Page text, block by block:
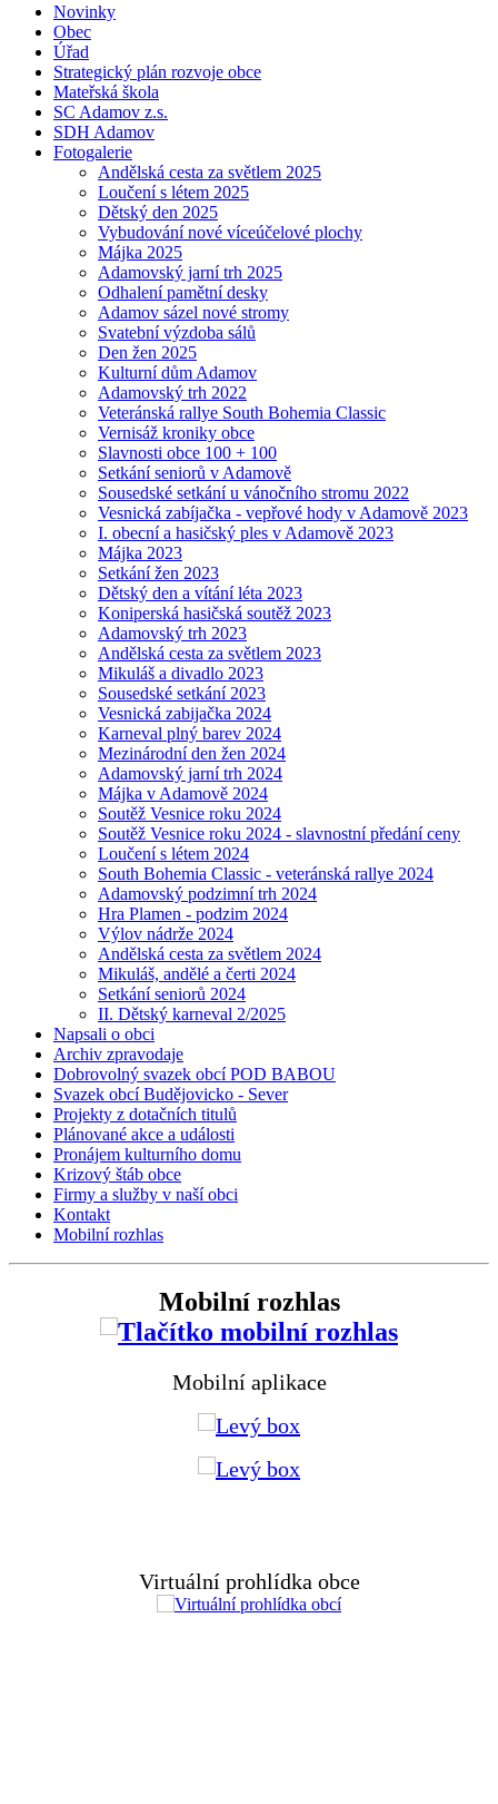
Novinky
Obec
Úřad
Strategický plán rozvoje obce
Mateřská škola
SC Adamov z.s.
SDH Adamov
Fotogalerie
Andělská cesta za světlem 2025
Loučení s létem 2025
Dětský den 2025
Vybudování nové víceúčelové plochy
Májka 2025
Adamovský jarní trh 2025
Odhalení pamětní desky
Adamov sázel nové stromy
Svatební výzdoba sálů
Den žen 2025
Kulturní dům Adamov
Adamovský trh 2022
Veteránská rallye South Bohemia Classic
Vernisáž kroniky obce
Slavnosti obce 100 + 100
Setkání seniorů v Adamově
Sousedské setkání u vánočního stromu 2022
Vesnická zabíjačka - vepřové hody v Adamově 2023
I. obecní a hasičský ples v Adamově 2023
Májka 2023
Setkání žen 2023
Dětský den a vítání léta 2023
Koniperská hasičská soutěž 2023
Adamovský trh 2023
Andělská cesta za světlem 2023
Mikuláš a divadlo 2023
Sousedské setkání 2023
Vesnická zabijačka 2024
Karneval plný barev 2024
Mezinárodní den žen 2024
Adamovský jarní trh 2024
Májka v Adamově 2024
Soutěž Vesnice roku 2024
Soutěž Vesnice roku 2024 - slavnostní předání ceny
Loučení s létem 2024
South Bohemia Classic - veteránská rallye 2024
Adamovský podzimní trh 2024
Hra Plamen - podzim 2024
Výlov nádrže 2024
Andělská cesta za světlem 2024
Mikuláš, andělé a čerti 2024
Setkání seniorů 2024
II. Dětský karneval 2/2025
Napsali o obci
Archiv zpravodaje
Dobrovolný svazek obcí POD BABOU
Svazek obcí Budějovicko - Sever
Projekty z dotačních titulů
Plánované akce a události
Pronájem kulturního domu
Krizový štáb obce
Firmy a služby v naší obci
Kontakt
Mobilní rozhlas
Mobilní rozhlas
Mobilní aplikace
Virtuální prohlídka obce